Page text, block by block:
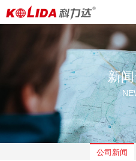
新
公司新闻